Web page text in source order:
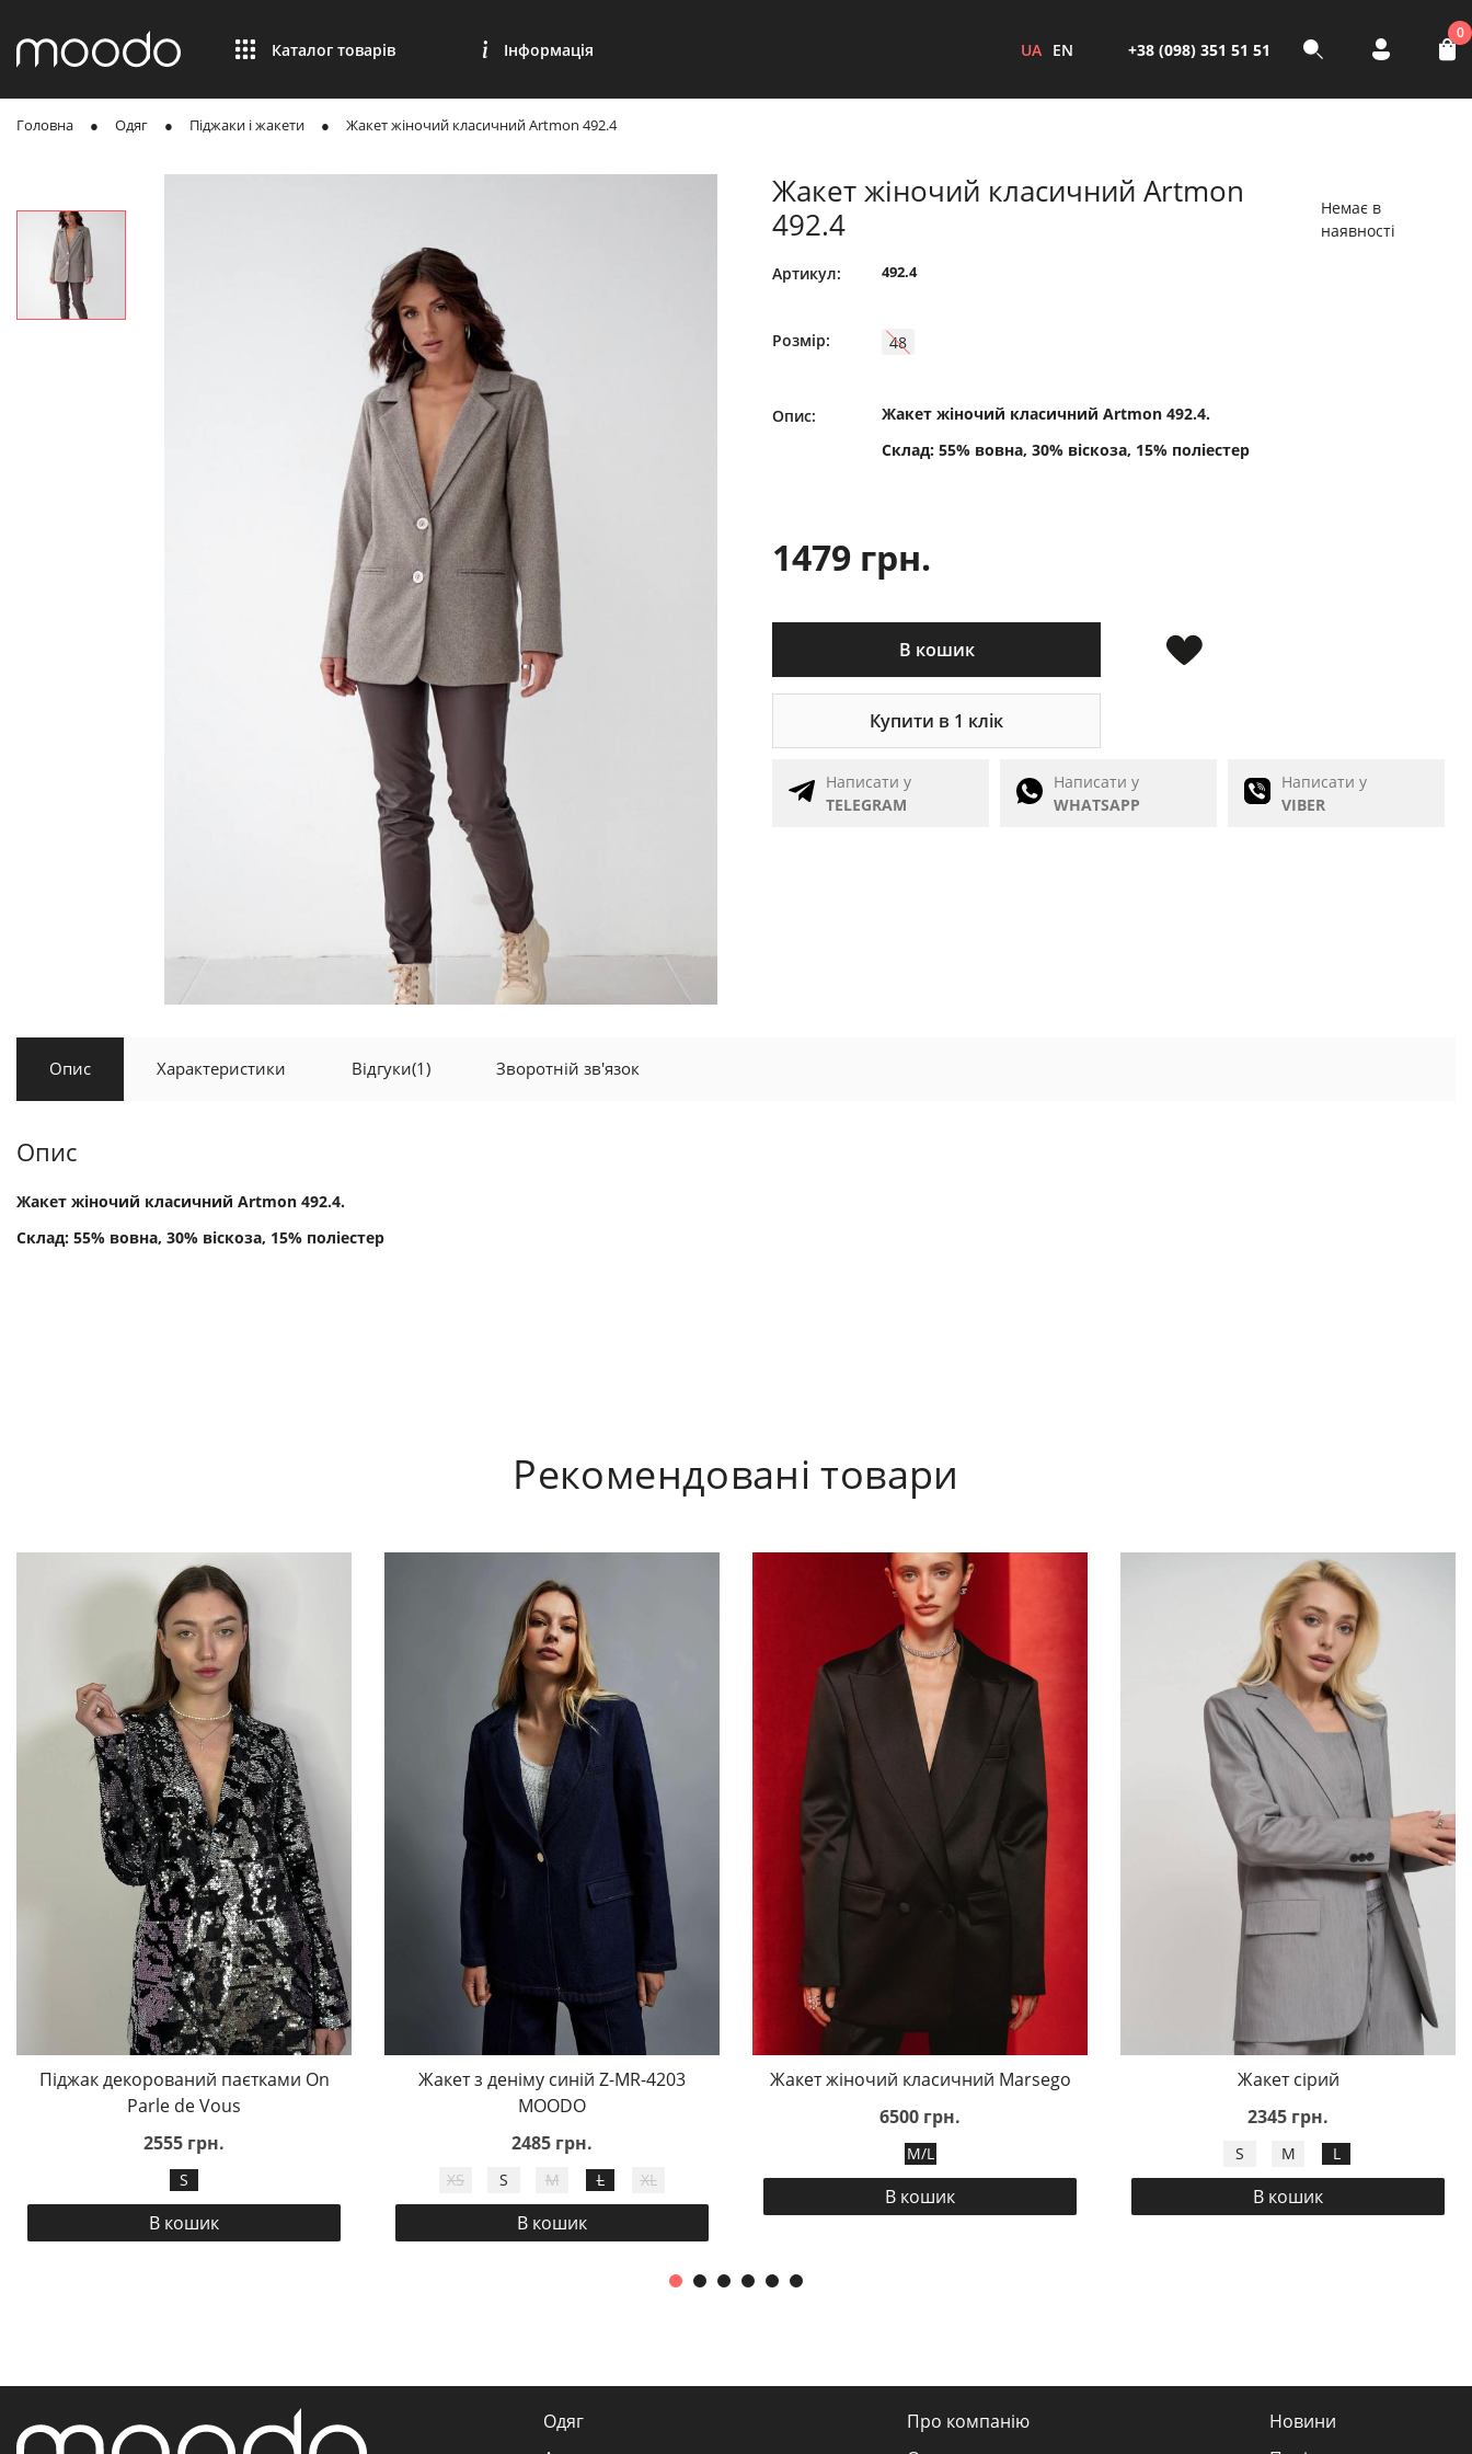
Каталог товарів Інформація UA EN +38 (098) 351 51 51
0
Головна Одяг Піджаки і жакети Жакет жіночий класичний Artmon 492.4
Жакет жіночий класичний Artmon
492.4
Немає в
наявності
Артикул: 492.4
Розмір: 48
Опис:
Жакет жіночий класичний Artmon 492.4.
Склад: 55% вовна, 30% віскоза, 15% поліестер
1479 грн.
В кошик
Купити в 1 клік
Написати у
TELEGRAM
Написати у
WHATSAPP
Написати у
VIBER
Опис Характеристики Відгуки(1) Зворотній зв'язок
Опис
Жакет жіночий класичний Artmon 492.4.
Склад: 55% вовна, 30% віскоза, 15% поліестер
Рекомендовані товари
Піджак декорований паєтками On
Parle de Vous
2555 грн.
S
В кошик
Жакет з деніму синій Z-MR-4203
MOODO
2485 грн.
XS S M L XL
В кошик
Жакет жіночий класичний Marsego
6500 грн.
M/L
В кошик
Жакет сірий
2345 грн.
S M L
В кошик
Одяг
Про компанію
Новини